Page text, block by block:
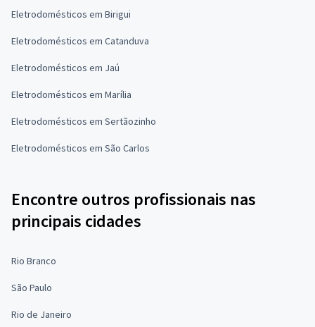
Eletrodomésticos em Birigui
Eletrodomésticos em Catanduva
Eletrodomésticos em Jaú
Eletrodomésticos em Marília
Eletrodomésticos em Sertãozinho
Eletrodomésticos em São Carlos
Encontre outros profissionais nas
principais cidades
Rio Branco
São Paulo
Rio de Janeiro